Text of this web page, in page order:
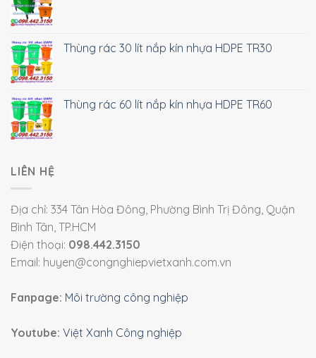
Thùng rác 30 lít nắp kín nhựa HDPE TR30
Thùng rác 60 lít nắp kín nhựa HDPE TR60
LIÊN HỆ
Địa chỉ: 334 Tân Hòa Đông, Phường Bình Trị Đông, Quận
Bình Tân, TP.HCM
Điện thoại: 098.442.3150
Email: huyen@congnghiepvietxanh.com.vn
Fanpage: Môi trường công nghiệp
Youtube: Việt Xanh Công nghiệp